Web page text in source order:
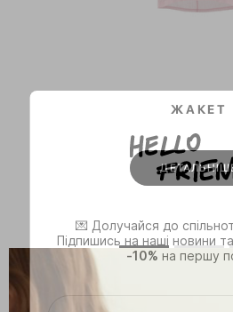
ЖАКЕТ
💌 Долучайся до
Підпишись на наші новини
-10% на першу